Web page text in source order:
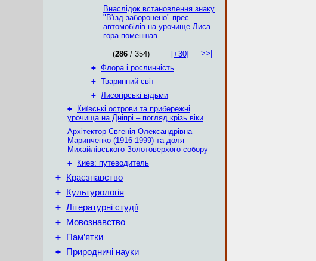
Внаслідок встановлення знаку
"В'їзд заборонено" прес
автомобілів на урочище Лиса
гора поменшав
(286 / 354) [+30]
>>|
+ Флора і рослинність
+ Тваринний світ
+ Лисогірські відьми
+
Київські острови та прибережні
урочища на Дніпрі – погляд крізь віки
Архітектор Євгенія Олександрівна
Маринченко (1916-1999) та доля
Михайлівського Золотоверхого собору
+
Киев: путеводитель
+ Краєзнавство
+ Культурологія
+ Літературні студії
+ Мовознавство
+ Пам’ятки
+ Природничі науки